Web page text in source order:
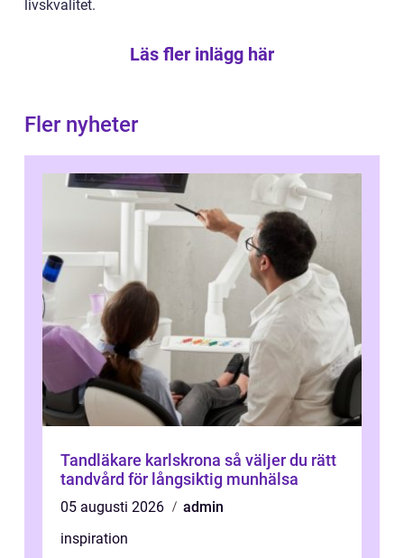
livskvalitet.
Läs fler inlägg här
Fler nyheter
Tandläkare karlskrona så väljer du rätt
tandvård för långsiktig munhälsa
05 augusti 2026
admin
inspiration